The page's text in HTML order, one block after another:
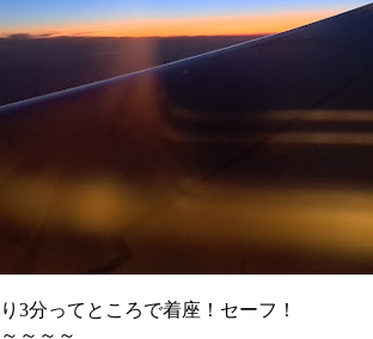
3分ってところで着座！セーフ！